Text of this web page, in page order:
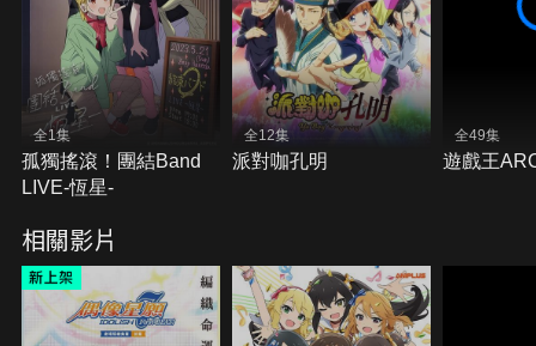
全1集
孤獨搖滾！團結Band
LIVE-恆星-
全12集
派對咖孔明
全49集
遊戲王
相關影片